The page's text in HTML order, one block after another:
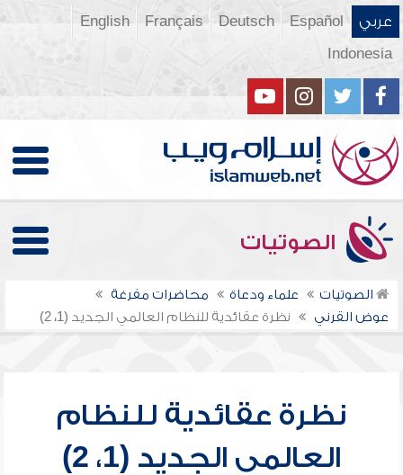
عربي Español
Deutsch
Français
English
Indonesia
الصوتيات
الصوتيات علماء ودعاة
محاضرات مفرغة
عوض القرني
نظرة عقائدية للنظام العالمي الجديد (1، 2)
نظرة عقائدية للنظام
العالمي الجديد (1، 2)